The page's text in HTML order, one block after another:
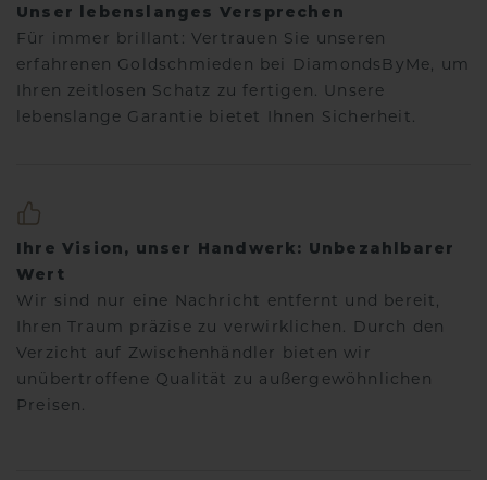
Unser lebenslanges Versprechen
Für immer brillant: Vertrauen Sie unseren
erfahrenen Goldschmieden bei DiamondsByMe, um
Ihren zeitlosen Schatz zu fertigen. Unsere
lebenslange Garantie bietet Ihnen Sicherheit.
Ihre Vision, unser Handwerk: Unbezahlbarer
Wert
Wir sind nur eine Nachricht entfernt und bereit,
Ihren Traum präzise zu verwirklichen. Durch den
Verzicht auf Zwischenhändler bieten wir
unübertroffene Qualität zu außergewöhnlichen
Preisen.